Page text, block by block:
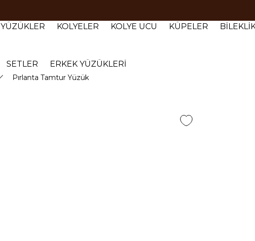
Tüm siparişlerde 1000 TL ve üzeri
YÜZÜKLER KOLYELER KOLYE UCU KÜPELER
SETLER ERKEK YÜZÜKLERİ
Pırlanta Tamtur Yüzük